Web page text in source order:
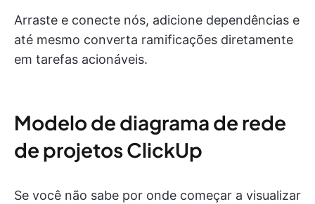
Arraste e conecte nós, adicione dependências e
até mesmo converta ramificações diretamente
em tarefas acionáveis.
Modelo de diagrama de rede
de projetos ClickUp
Se você não sabe por onde começar a visualizar